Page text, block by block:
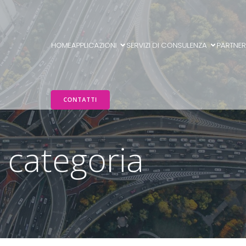
HOMEAPPLICAZIONI SERVIZI DI CONSULENZA PARTNER
CONTATTI
categoria